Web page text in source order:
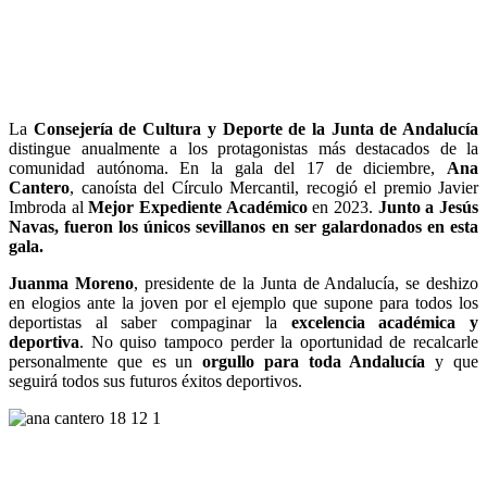
La Consejería de Cultura y Deporte de la Junta de Andalucía
distingue anualmente a los protagonistas más destacados de la
comunidad autónoma. En la gala del 17 de diciembre, Ana
Cantero, canoísta del Círculo Mercantil, recogió el premio Javier
Imbroda al Mejor Expediente Académicoen 2023. Junto a Jesús
Navas, fueron los únicos sevillanos en ser galardonados en esta
gala.
Juanma Moreno, presidente de la Junta de Andalucía, se deshizo
en elogios ante la joven por el ejemplo que supone para todos los
deportistas al saber compaginar la excelencia académica y
deportiva. No quiso tampoco perder la oportunidad de recalcarle
personalmente que es unorgullo para toda Andalucía y que
seguirá todos sus futuros éxitos deportivos.